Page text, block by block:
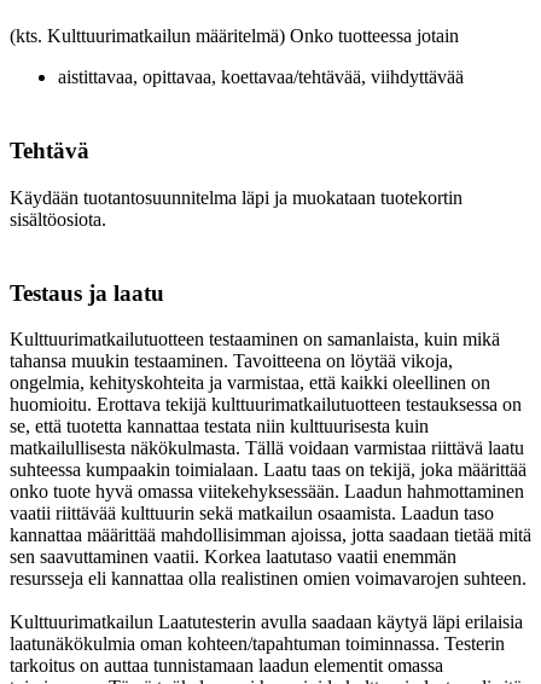
(kts. Kulttuurimatkailun määritelmä) Onko tuotteessa jotain
aistittavaa, opittavaa, koettavaa/tehtävää, viihdyttävää
Tehtävä
Käydään tuotantosuunnitelma läpi ja muokataan tuotekortin
sisältöosiota.
Testaus ja laatu
Kulttuurimatkailutuotteen testaaminen on samanlaista, kuin mikä
tahansa muukin testaaminen. Tavoitteena on löytää vikoja,
ongelmia, kehityskohteita ja varmistaa, että kaikki oleellinen on
huomioitu. Erottava tekijä kulttuurimatkailutuotteen testauksessa on
se, että tuotetta kannattaa testata niin kulttuurisesta kuin
matkailullisesta näkökulmasta. Tällä voidaan varmistaa riittävä laatu
suhteessa kumpaakin toimialaan. Laatu taas on tekijä, joka määrittää
onko tuote hyvä omassa viitekehyksessään. Laadun hahmottaminen
vaatii riittävää kulttuurin sekä matkailun osaamista. Laadun taso
kannattaa määrittää mahdollisimman ajoissa, jotta saadaan tietää mitä
sen saavuttaminen vaatii. Korkea laatutaso vaatii enemmän
resursseja eli kannattaa olla realistinen omien voimavarojen suhteen.
Kulttuurimatkailun Laatutesterin avulla saadaan käytyä läpi erilaisia
laatunäkökulmia oman kohteen/tapahtuman toiminnassa. Testerin
tarkoitus on auttaa tunnistamaan laadun elementit omassa